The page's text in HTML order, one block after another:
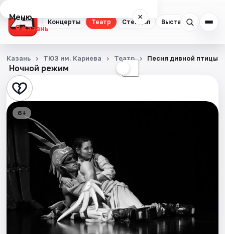
Концерты Театр Стендап Выставки
Меню ×
Казань
Концерты
Театр
Стендап
Выставки
Квесты
Экскурсии
Спорт
События
Ночной режим ☾
Казань ТЮЗ им. Кариева Театр Песня дивной птицы
6+